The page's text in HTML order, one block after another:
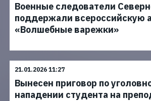
Военные следователи
поддержали всероссийскую
«Волшебные варежки»
21.01.2026 11:27
Вынесен приговор по
нападении студента на